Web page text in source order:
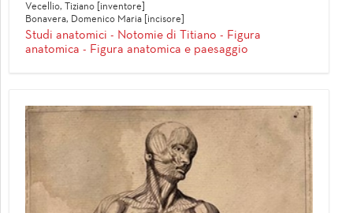
Vecellio, Tiziano [inventore]
Bonavera, Domenico Maria [incisore]
Studi anatomici - Notomie di Titiano - Figura
anatomica - Figura anatomica e paesaggio